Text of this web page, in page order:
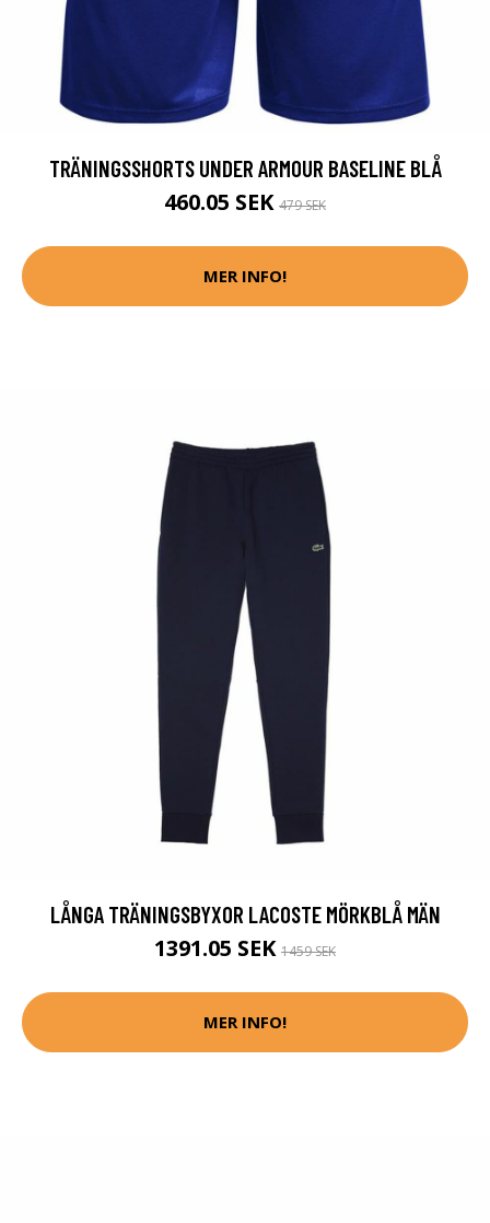
TRÄNINGSSHORTS UNDER ARMOUR BASELINE BLÅ
460.05 SEK 479 SEK
MER INFO!
LÅNGA TRÄNINGSBYXOR LACOSTE MÖRKBLÅ MÄN
1391.05 SEK 1459 SEK
MER INFO!